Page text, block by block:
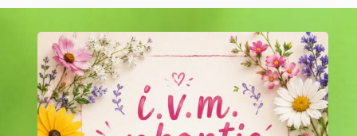
Zomervakantie
’26